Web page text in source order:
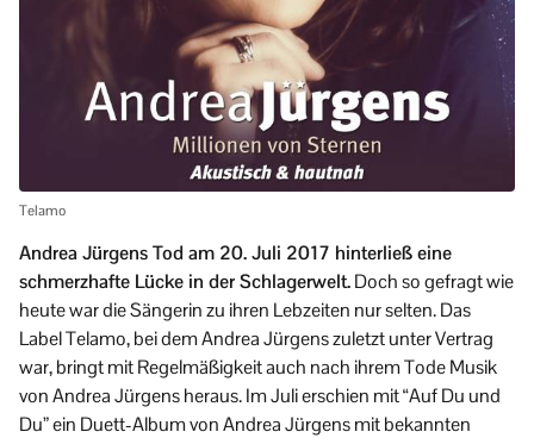
Telamo
Andrea Jürgens Tod am 20. Juli 2017 hinterließ eine
schmerzhafte Lücke in der Schlagerwelt.Doch so gefragt wie
heute war die Sängerin zu ihren Lebzeiten nur selten. Das
Label Telamo, bei dem Andrea Jürgens zuletzt unter Vertrag
war, bringt mit Regelmäßigkeit auch nach ihrem Tode Musik
von Andrea Jürgens heraus. Im Juli erschien mit “Auf Du und
Du” ein Duett-Album von Andrea Jürgens mit bekannten